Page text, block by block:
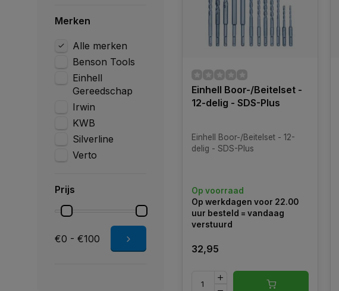
Merken
Alle merken
Benson Tools
Einhell
Gereedschap
Irwin
KWB
Silverline
Verto
Prijs
€0 - €100
Einhell Boor-/Beitelset -
12-delig - SDS-Plus
Einhell Boor-/Beitelset - 12-
delig - SDS-Plus
Op voorraad
Op werkdagen voor 22.00
uur besteld = vandaag
verstuurd
32,95